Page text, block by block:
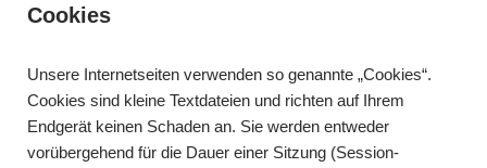
Cookies
Unsere Internetseiten verwenden so genannte „Cookies“.
Cookies sind kleine Textdateien und richten auf Ihrem
Endgerät keinen Schaden an. Sie werden entweder
vorübergehend für die Dauer einer Sitzung (Session-